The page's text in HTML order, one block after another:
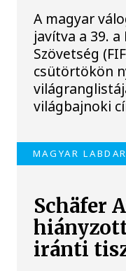
A magyar
javítva a 39.
Szövetség
csütörtökön
világbajnoki
MAGYAR
Schäfer
iránti